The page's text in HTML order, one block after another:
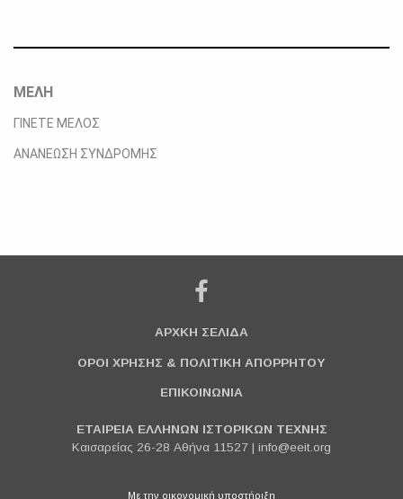
ΜΕΛΗ
ΓΙΝΕΤΕ ΜΕΛΟΣ
ΑΝΑΝΕΩΣΗ ΣΥΝΔΡΟΜΗΣ
ΑΡΧΚΗ ΣΕΛΙΔΑ
ΟΡΟΙ ΧΡΗΣΗΣ & ΠΟΛΙΤΙΚΗ ΑΠΟΡΡΗΤΟΥ
ΕΠΙΚΟΙΝΩΝΙΑ
ΕΤΑΙΡΕΙΑ ΕΛΛΗΝΩΝ ΙΣΤΟΡΙΚΩΝ ΤΕΧΝΗΣ
Καισαρείας 26-28 Αθήνα 11527 | info@eeit.org
Με την οικονομική υποστήριξη